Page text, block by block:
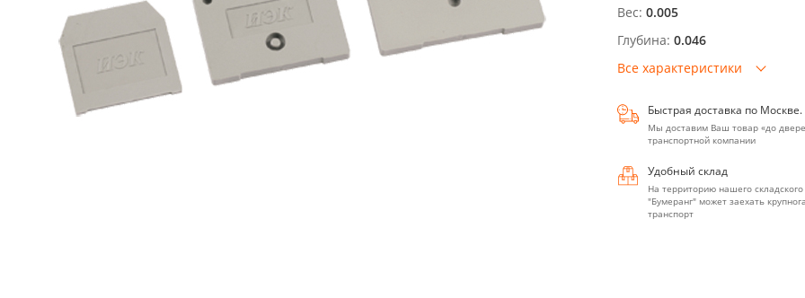
Вес: 0.005
Глубина: 0.046
Все характеристики
Быстрая доставка по Москве.
Мы доставим Ваш товар «до
транспортной компании
Удобный склад
На территорию нашего
"Бумеранг" может заехать
транспорт